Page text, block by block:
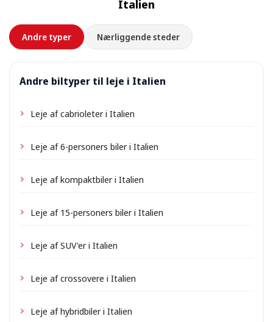
Italien
Andre typer Nærliggende steder
Andre biltyper til leje i Italien
Leje af cabrioleter i Italien
Leje af 6-personers biler i Italien
Leje af kompaktbiler i Italien
Leje af 15-personers biler i Italien
Leje af SUV'er i Italien
Leje af crossovere i Italien
Leje af hybridbiler i Italien